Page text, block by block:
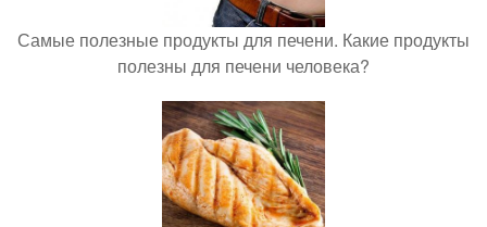
Самые полезные продукты для печени. Какие продукты
полезны для печени человека?